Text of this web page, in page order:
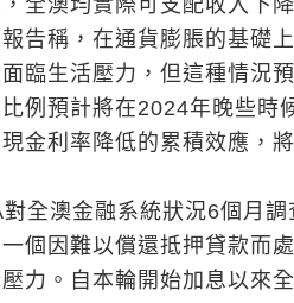
全澳均實際可支配收入下
告稱，在通貨膨脹的基礎
臨生活壓力，但這種情況
例預計將在2024年晚些時
金利率降低的累積效應，
對全澳金融系統狀況6個月
個因難以償還抵押貸款而
壓力。自本輪開始加息以來